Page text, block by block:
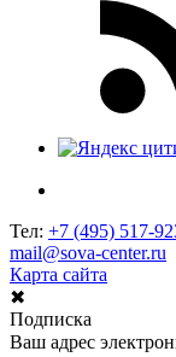
Тел: +7 (495) 517-
mail@sova-center.ru
Карта сайта
✖
Подписка
Ваш адрес